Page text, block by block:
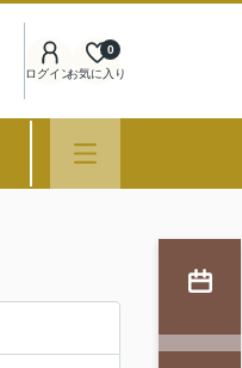
ログインお気に入り
0